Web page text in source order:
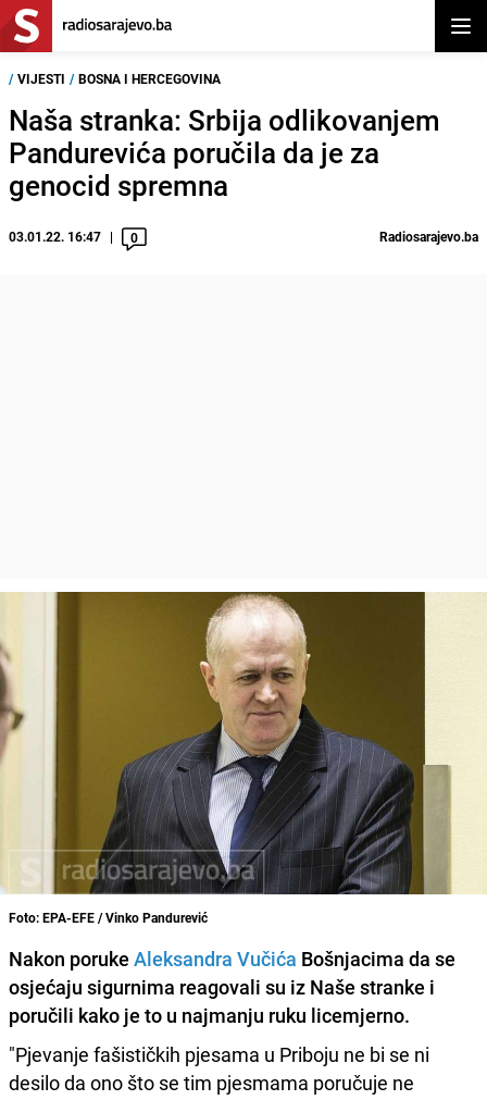
/ VIJESTI / BOSNA I HERCEGOVINA
Naša stranka: Srbija odlikovanjem
Pandurevića poručila da je za
genocid spremna
03.01.22. 16:47 0 Radiosarajevo.ba
Foto: EPA-EFE / Vinko Pandurević
Nakon poruke Aleksandra Vučića Bošnjacima da se
osjećaju sigurnima reagovali su iz Naše stranke i
poručili kako je to u najmanju ruku licemjerno.
"Pjevanje fašističkih pjesama u Priboju ne bi se ni
desilo da ono što se tim pjesmama poručuje ne